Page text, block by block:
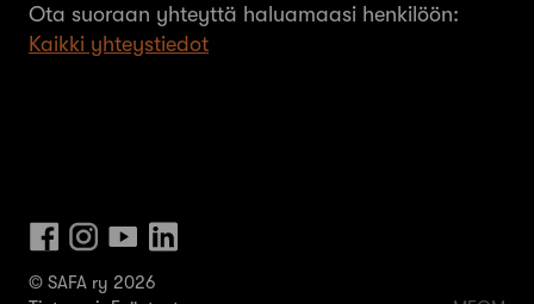
Ota suoraan yhteyttä haluamaasi henkilöön:
Kaikki yhteystiedot
© SAFA ry 2026